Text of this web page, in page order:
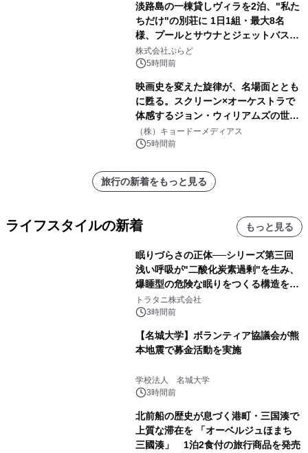
淡路島の一棟貸しヴィラを2泊、"私た
ちだけ"の別荘に 1日1組・最大8名
様、プールとサウナとジェットバス付
きで Villa Mon Temps AWAJIの連泊
素泊りプラン
株式会社ぷらど
5時間前
映画史を変えた旋律が、名場面ととも
に甦る。スクリーン×オーケストラで
体感するジョン・ウィリアムズの世
界。ジョン・ウィリアムズ：シネマ・
スペクタキュラー・コンサート 開催決
（株）キョードーメディアス
5時間前
旅行の新着をもっと見る
ライフスタイルの新着 もっと見る
眠りづらさの正体──シリーズ第三回
浅い呼吸が"二酸化炭素過剰"を生み、
爆睡型の危険な眠りをつくる構造を解
説
トラタニ株式会社
3時間前
【名城大学】ボランティア協議会が熊
本地震で募金活動を実施
学校法人 名城大学
3時間前
北前船の歴史が息づく港町・三国湊で
上質な滞在を 「オーベルジュほまち
三國湊」 1泊2食付の旅行商品を発売